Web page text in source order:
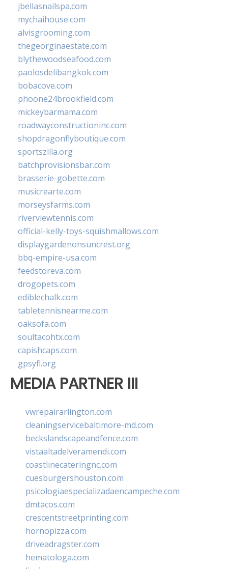
jbellasnailspa.com
mychaihouse.com
alvisgrooming.com
thegeorginaestate.com
blythewoodseafood.com
paolosdelibangkok.com
bobacove.com
phoone24brookfield.com
mickeybarmama.com
roadwayconstructioninc.com
shopdragonflyboutique.com
sportszilla.org
batchprovisionsbar.com
brasserie-gobette.com
musicrearte.com
morseysfarms.com
riverviewtennis.com
official-kelly-toys-squishmallows.com
displaygardenonsuncrest.org
bbq-empire-usa.com
feedstoreva.com
drogopets.com
ediblechalk.com
tabletennisnearme.com
oaksofa.com
soultacohtx.com
capishcaps.com
gpsyfl.org
MEDIA PARTNER III
vwrepairarlington.com
cleaningservicebaltimore-md.com
beckslandscapeandfence.com
vistaaltadelveramendi.com
coastlinecateringnc.com
cuesburgershouston.com
psicologiaespecializadaencampeche.com
dmtacos.com
crescentstreetprinting.com
hornopizza.com
driveadragster.com
hematologa.com